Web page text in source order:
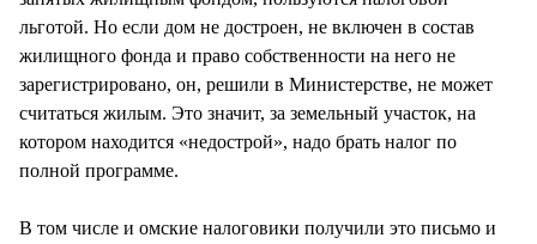
льготой. Но если дом не достроен, не включен в состав
жилищного фонда и право собственности на него не
зарегистрировано, он, решили в Министерстве, не может
считаться жилым. Это значит, за земельный участок, на
котором находится «недострой», надо брать налог по
полной программе.
В том числе и омские налоговики получили это письмо и